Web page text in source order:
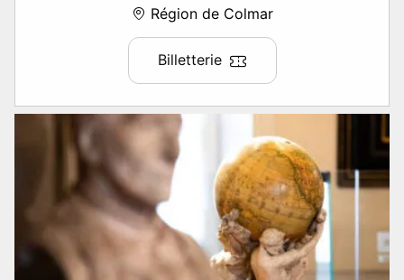
Région de Colmar
Billetterie